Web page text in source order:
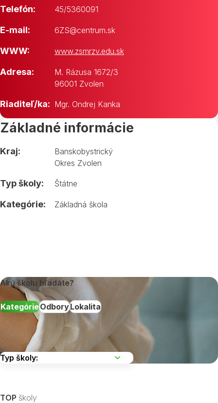
Telefón: 45/5360091
E-mail: 6ZS@centrum.sk
WWW: www.zsmrzv.edu.sk
Adresa:
M. Rázusa 1672/3
96001 Zvolen
Riaditeľ/ka: Mgr. Ondrej Kanka
Základné informácie
Kraj:
Banskobystrický
Okres Zvolen
Typ školy: Štátne
Kategórie: Základná škola
Akú školu hľadáte?
KategórieOdboryLokalita
TOP školy